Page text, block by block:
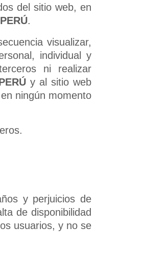
del sitio web, en
.
visualizar,
individual y
ni realizar
y al sitio web
ningún momento
y perjuicios de
de disponibilidad
usuarios, y no se